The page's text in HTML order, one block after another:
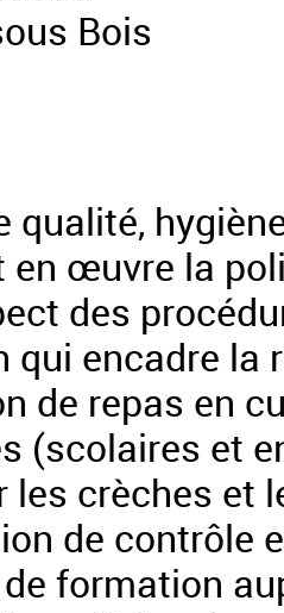
Bois
qualité,
en œuvre la
des
qui encadre la
de repas en
(scolaires et
les crèches et
de contrôle
de formation